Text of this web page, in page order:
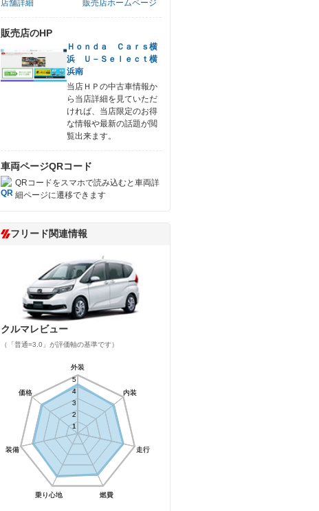
店舗詳細
販売店ホームページ
販売店のHP
Ｈｏｎｄａ Ｃａｒｓ横
浜 Ｕ－Ｓｅｌｅｃｔ横
浜南
当店ＨＰの中古車情報か
ら当店詳細を見ていただ
ければ、当店限定のお得
な情報や最新の話題が閲
覧出来ます。
車両ページQRコード
QRコードをスマホで読み込むと車両詳
細ページに遷移できます
フリード関連情報
クルマレビュー
（「普通=3.0」が評価軸の基準です）
外装
内装
走行
燃費
乗り心地
装備
価格
1
2
3
4
5
外装
内装
走行
燃費
乗り心地
装備
価格
1
2
3
4
5